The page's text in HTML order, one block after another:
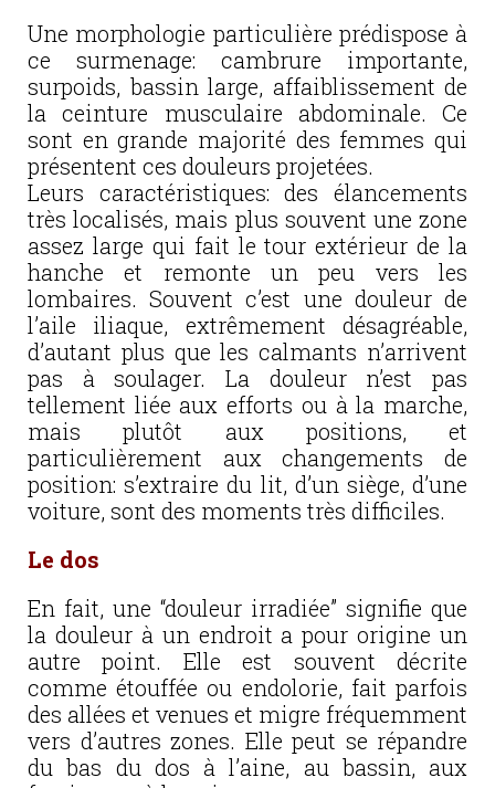
Une morphologie particulière prédispose à
ce surmenage: cambrure importante,
surpoids, bassin large, affaiblissement de
la ceinture musculaire abdominale. Ce
sont en grande majorité des femmes qui
présentent ces douleurs projetées.
Leurs caractéristiques: des élancements
très localisés, mais plus souvent une zone
assez large qui fait le tour extérieur de la
hanche et remonte un peu vers les
lombaires. Souvent c’est une douleur de
l’aile iliaque, extrêmement désagréable,
d’autant plus que les calmants n’arrivent
pas à soulager. La douleur n’est pas
tellement liée aux efforts ou à la marche,
mais plutôt aux positions, et
particulièrement aux changements de
position: s’extraire du lit, d’un siège, d’une
voiture, sont des moments très difficiles.
Le dos
En fait, une “douleur irradiée” signifie que
la douleur à un endroit a pour origine un
autre point. Elle est souvent décrite
comme étouffée ou endolorie, fait parfois
des allées et venues et migre fréquemment
vers d’autres zones. Elle peut se répandre
du bas du dos à l’aine, au bassin, aux